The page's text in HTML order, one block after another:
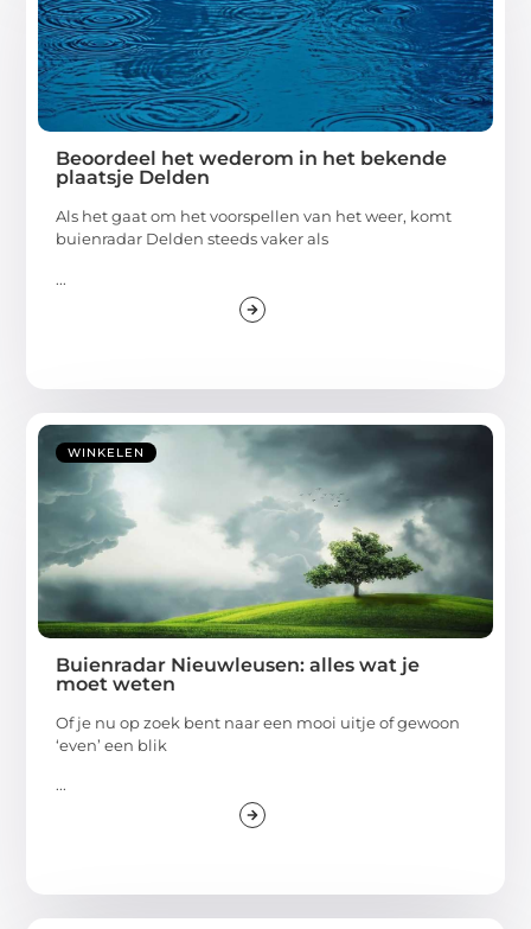
Beoordeel het wederom in het bekende
plaatsje Delden
Als het gaat om het voorspellen van het weer, komt
buienradar Delden steeds vaker als
...
WINKELEN
Buienradar Nieuwleusen: alles wat je
moet weten
Of je nu op zoek bent naar een mooi uitje of gewoon
‘even’ een blik
...